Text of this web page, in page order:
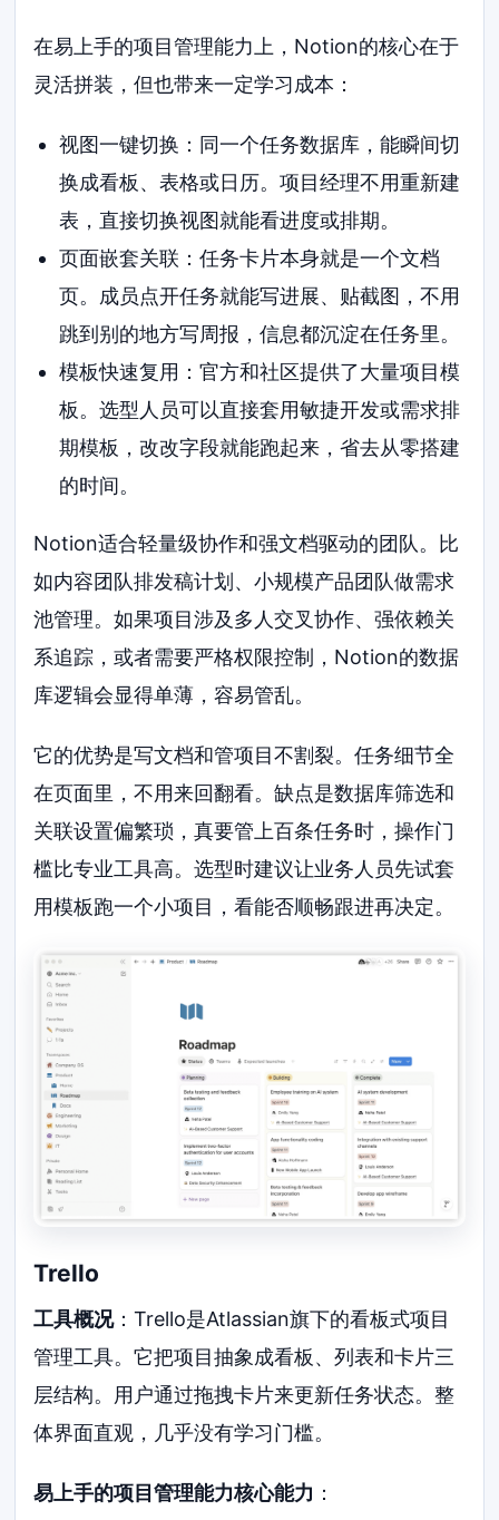
在易上手的项目管理能力上，Notion的核心在于
灵活拼装，但也带来一定学习成本：
视图一键切换：同一个任务数据库，能瞬间切
换成看板、表格或日历。项目经理不用重新建
表，直接切换视图就能看进度或排期。
页面嵌套关联：任务卡片本身就是一个文档
页。成员点开任务就能写进展、贴截图，不用
跳到别的地方写周报，信息都沉淀在任务里。
模板快速复用：官方和社区提供了大量项目模
板。选型人员可以直接套用敏捷开发或需求排
期模板，改改字段就能跑起来，省去从零搭建
的时间。
Notion适合轻量级协作和强文档驱动的团队。比
如内容团队排发稿计划、小规模产品团队做需求
池管理。如果项目涉及多人交叉协作、强依赖关
系追踪，或者需要严格权限控制，Notion的数据
库逻辑会显得单薄，容易管乱。
它的优势是写文档和管项目不割裂。任务细节全
在页面里，不用来回翻看。缺点是数据库筛选和
关联设置偏繁琐，真要管上百条任务时，操作门
槛比专业工具高。选型时建议让业务人员先试套
用模板跑一个小项目，看能否顺畅跟进再决定。
Trello
工具概况：Trello是Atlassian旗下的看板式项目
管理工具。它把项目抽象成看板、列表和卡片三
层结构。用户通过拖拽卡片来更新任务状态。整
体界面直观，几乎没有学习门槛。
易上手的项目管理能力核心能力 ：